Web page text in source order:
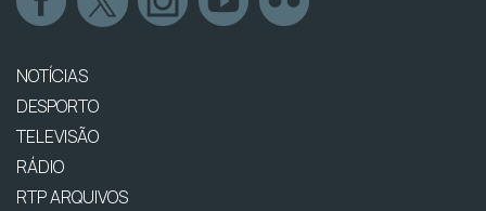
NOTÍCIAS
DESPORTO
TELEVISÃO
RÁDIO
RTP ARQUIVOS